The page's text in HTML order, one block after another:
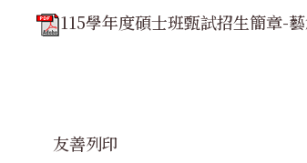
115學年度碩士班甄試招生簡章-
友善列印